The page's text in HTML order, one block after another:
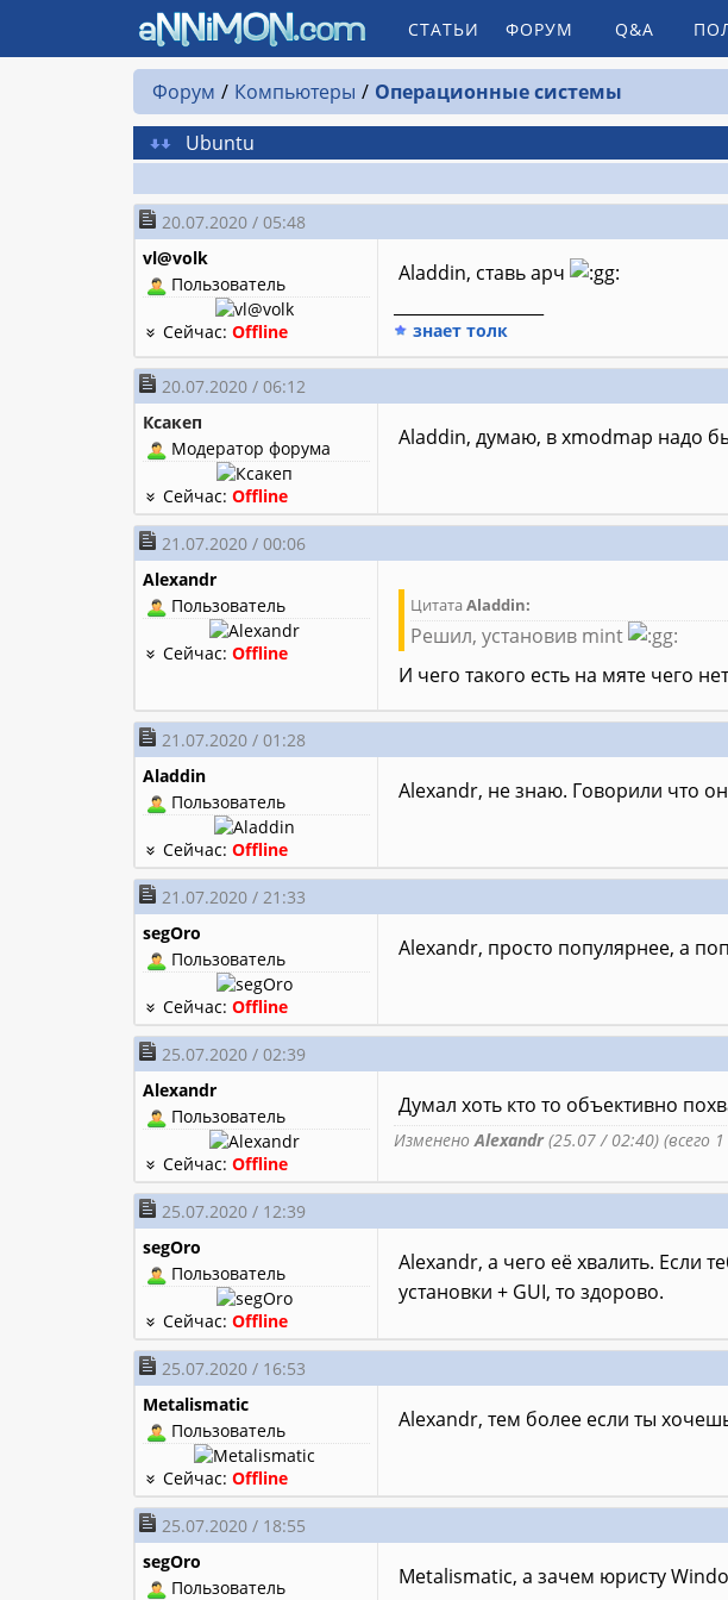
СТАТЬИ ФОРУМ Q&A
Форум Компьютеры Операционные системы
Ubuntu
20.07.2020 / 05:48
vl@volk
Пользователь
Сейчас:Offline
Aladdin, ставь арч
знает толк
20.07.2020 / 06:12
Ксакеп
Модератор форума
Сейчас:Offline
Aladdin, думаю, в xmodmap надо
21.07.2020 / 00:06
Alexandr
Пользователь
Сейчас:Offline
ЦитатаAladdin:
Решил, установив mint
И чего такого есть на мяте чего
21.07.2020 / 01:28
Aladdin
Пользователь
Сейчас:Offline
Alexandr, не знаю. Говорили что
21.07.2020 / 21:33
segOro
Пользователь
Сейчас:Offline
Alexandr, просто популярнее, а
25.07.2020 / 02:39
Alexandr
Пользователь
Сейчас:Offline
Думал хоть кто то объективно
ИзмененоAlexandr(25.07 / 02:40) (всего 1
25.07.2020 / 12:39
segOro
Пользователь
Сейчас:Offline
Alexandr, а чего её хвалить. Если
установки + GUI, то здорово.
25.07.2020 / 16:53
Metalismatic
Пользователь
Сейчас:Offline
Alexandr, тем более если ты
25.07.2020 / 18:55
segOro
Пользователь
Metalismatic, а зачем юристу